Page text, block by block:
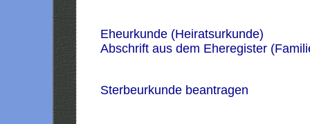
Eheurkunde (Heiratsurkunde)
Abschrift aus dem Eheregister
Sterbeurkunde beantragen